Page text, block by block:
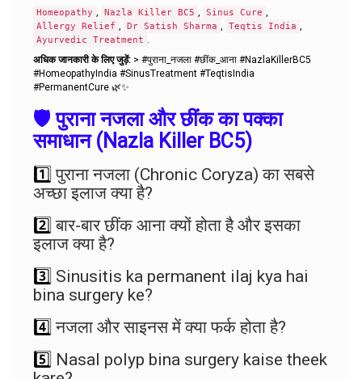
Homeopathy Nazla Killer BC5 Sinus Cure
Allergy Relief Dr Satish Sharma Teqtis India
Ayurvedic Treatment
अधिक जानकारी के लिए जुड़ें: > #पुराना_नजला #छींक_आना #NazlaKillerBC5
#HomeopathyIndia #SinusTreatment #TeqtisIndia
#PermanentCure 🌿✨
🛡️ पुराना नजला और छींक का पक्का
समाधान (Nazla Killer BC5)
1️⃣पुराना नजला (Chronic Coryza) का सबसे
अच्छा इलाज क्या है?
2️⃣बार-बार छींक आना क्यों होता है और इसका
इलाज क्या है?
3️⃣ Sinusitis ka permanent ilaj kya hai
bina surgery ke?
4️⃣नजला और साइनस में क्या फर्क होता है?
5️⃣ Nasal polyp bina surgery kaise theek